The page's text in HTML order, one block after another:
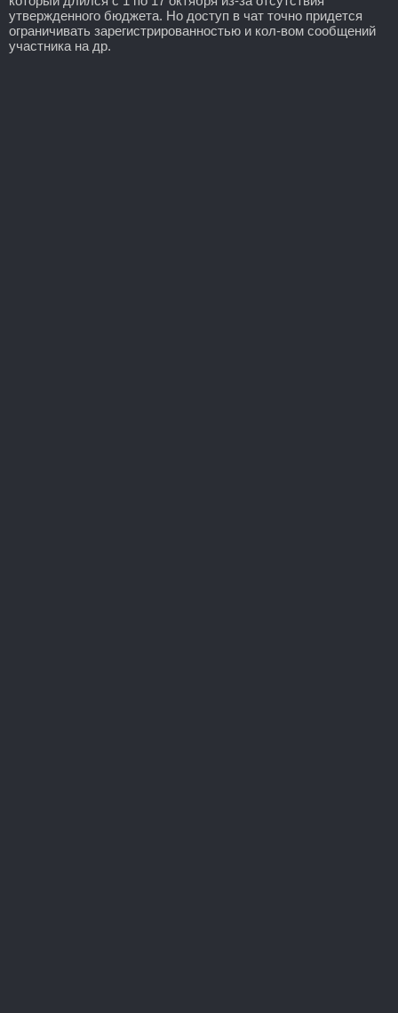
утвержденного бюджета. Но доступ в чат точно придется
ограничивать зарегистрированностью и кол-вом сообщений
участника на др.